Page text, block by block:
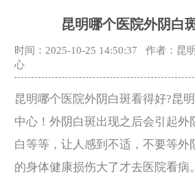
昆明哪个医院外阴白
时间：2025-10-25 14:50:37
作者：昆
心
昆明哪个医院外阴白斑看得好?昆
中心！外阴白斑出现之后会引起外
白等等，让人感到不适，不要等外
的身体健康损伤大了才去医院看病